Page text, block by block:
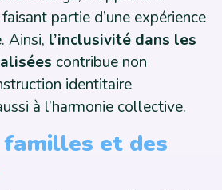
partie d’une expérience
Ainsi, l’inclusivité dans les
contribue non
identitaire
à l’harmonie collective.
et des